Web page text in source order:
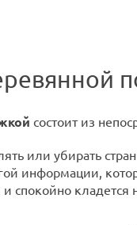
состоит из
или убирать
информации,
спокойно кладется